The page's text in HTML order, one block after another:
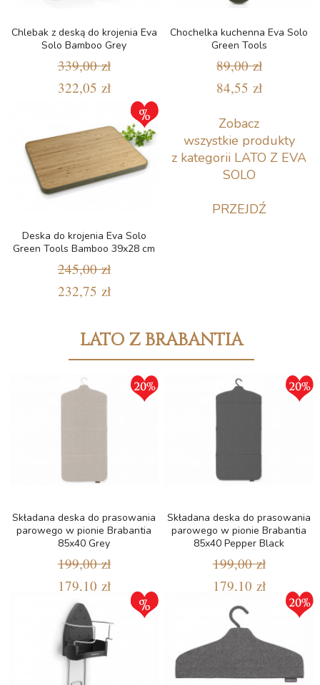
Chlebak z deską do krojenia Eva
Solo Bamboo Grey
339,00 zł
322,05 zł
Chochelka kuchenna Eva Solo
Green Tools
89,00 zł
84,55 zł
Deska do krojenia Eva Solo
Green Tools Bamboo 39x28 cm
245,00 zł
232,75 zł
Zobacz
wszystkie produkty
z kategorii LATO Z EVA
SOLO
PRZEJDŹ
LATO Z BRABANTIA
Składana deska do prasowania
parowego w pionie Brabantia
85x40 Grey
199,00 zł
179,10 zł
Składana deska do prasowania
parowego w pionie Brabantia
85x40 Pepper Black
199,00 zł
179,10 zł